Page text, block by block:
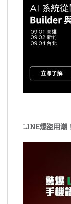
LINE爆盜用潮